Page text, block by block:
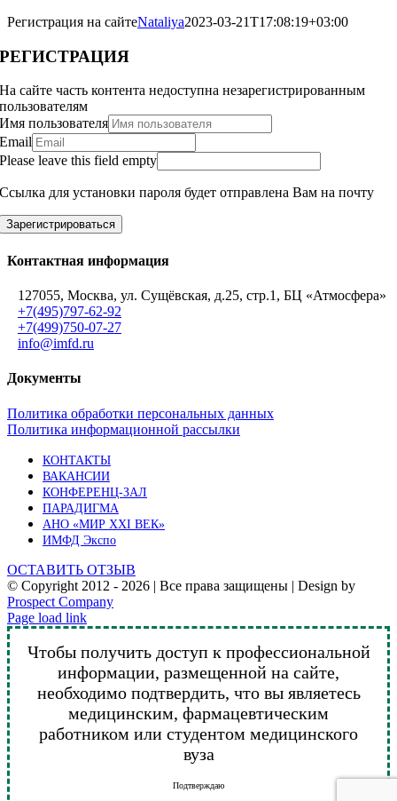
Регистрация на сайтеNataliya2023-03-21T17:08:19+03:00
РЕГИСТРАЦИЯ
На сайте часть контента недоступна незарегистрированным
пользователям
Имя пользователя
Email
Please leave this field empty
Ссылка для установки пароля будет отправлена Вам на почту
Зарегистрироваться
Контактная информация
127055, Москва, ул. Сущёвская, д.25, стр.1, БЦ «Атмосфера»
+7(495)797-62-92
+7(499)750-07-27
info@imfd.ru
Документы
Политика обработки персональных данных
Политика информационной рассылки
КОНТАКТЫ
ВАКАНСИИ
КОНФЕРЕНЦ-ЗАЛ
ПАРАДИГМА
АНО «МИР XXI ВЕК»
ИМФД Экспо
ОСТАВИТЬ ОТЗЫВ
© Copyright 2012 - 2026 | Все права защищены | Design by
Prospect Company
Vk
Telegram
YouTube
Email
Page load link
Чтобы получить доступ к профессиональной
информации, размещенной на сайте,
необходимо подтвердить, что вы являетесь
медицинским, фармацевтическим
работником или студентом медицинского
вуза
Подтверждаю